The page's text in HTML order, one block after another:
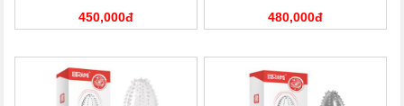
450,000đ 480,000đ